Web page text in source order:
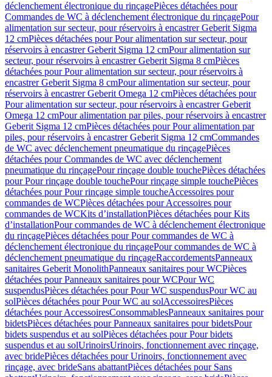
déclenchement électronique du rinçagePièces détachées pour
Commandes de WC à déclenchement électronique du rinçagePour
alimentation sur secteur, pour réservoirs à encastrer Geberit Sigma
12 cmPièces détachées pour Pour alimentation sur secteur, pour
réservoirs à encastrer Geberit Sigma 12 cmPour alimentation sur
secteur, pour réservoirs à encastrer Geberit Sigma 8 cmPièces
détachées pour Pour alimentation sur secteur, pour réservoirs à
encastrer Geberit Sigma 8 cmPour alimentation sur secteur, pour
réservoirs à encastrer Geberit Omega 12 cmPièces détachées pour
Pour alimentation sur secteur, pour réservoirs à encastrer Geberit
Omega 12 cmPour alimentation par piles, pour réservoirs à encastrer
Geberit Sigma 12 cmPièces détachées pour Pour alimentation par
piles, pour réservoirs à encastrer Geberit Sigma 12 cmCommandes
de WC avec déclenchement pneumatique du rinçagePièces
détachées pour Commandes de WC avec déclenchement
pneumatique du rinçagePour rinçage double touchePièces détachées
pour Pour rinçage double touchePour rinçage simple touchePièces
détachées pour Pour rinçage simple toucheAccessoires pour
commandes de WCPièces détachées pour Accessoires pour
commandes de WCKits d’installationPièces détachées pour Kits
d’installationPour commandes de WC à déclenchement électronique
du rinçagePièces détachées pour Pour commandes de WC à
déclenchement électronique du rinçagePour commandes de WC à
déclenchement pneumatique du rinçageRaccordementsPanneaux
sanitaires Geberit MonolithPanneaux sanitaires pour WCPièces
détachées pour Panneaux sanitaires pour WCPour WC
suspendusPièces détachées pour Pour WC suspendusPour WC au
solPièces détachées pour Pour WC au solAccessoiresPièces
détachées pour AccessoiresConsommablesPanneaux sanitaires pour
bidetsPièces détachées pour Panneaux sanitaires pour bidetsPour
bidets suspendus et au solPièces détachées pour Pour bidets
suspendus et au solUrinoirsUrinoirs, fonctionnement avec rinçage,
avec bridePièces détachées pour Urinoirs, fonctionnement avec
rinçage, avec brideSans abattantPièces détachées pour Sans